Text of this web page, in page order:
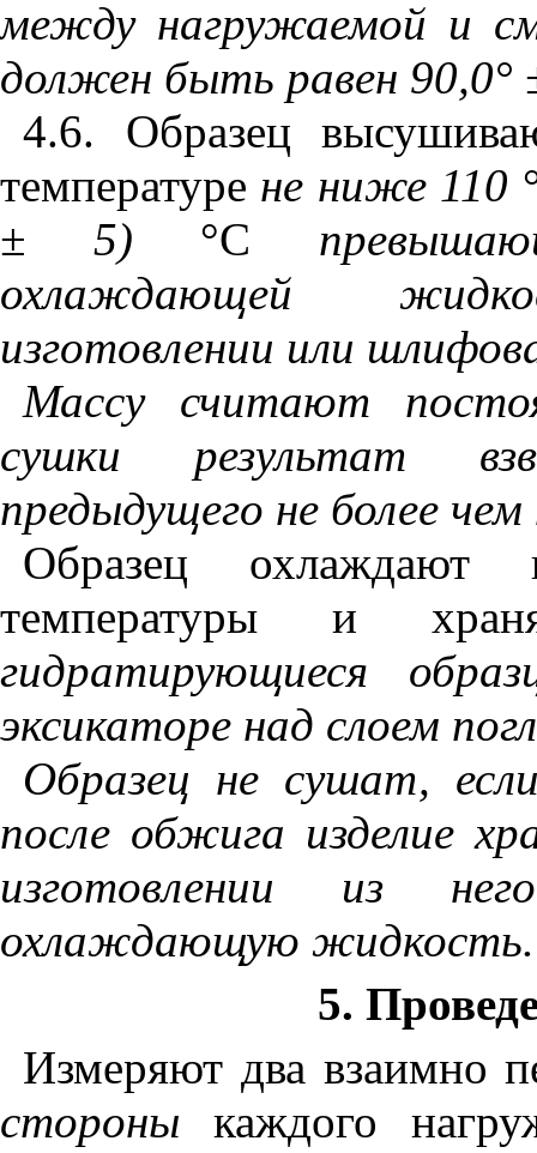
между нагружаемой и
должен быть равен 90,0°
4.6. Образец
температуре не ниже 110
± 5) °С
охлаждающей
изготовлении или
Массу считают
сушки результат
предыдущего не более
Образец
температуры и
гидратирующиеся
эксикаторе над слоем
Образец не сушат,
после обжига изделие
изготовлении из
охлаждающую жидкость.
5.
Измеряют два взаимно
стороны каждого